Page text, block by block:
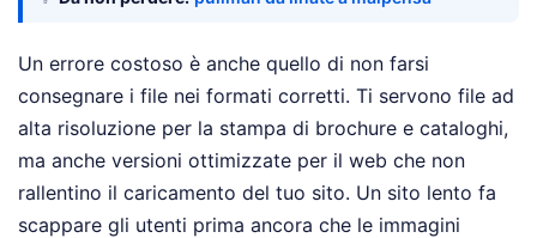
Un errore costoso è anche quello di non farsi
consegnare i file nei formati corretti. Ti servono file ad
alta risoluzione per la stampa di brochure e cataloghi,
ma anche versioni ottimizzate per il web che non
rallentino il caricamento del tuo sito. Un sito lento fa
scappare gli utenti prima ancora che le immagini